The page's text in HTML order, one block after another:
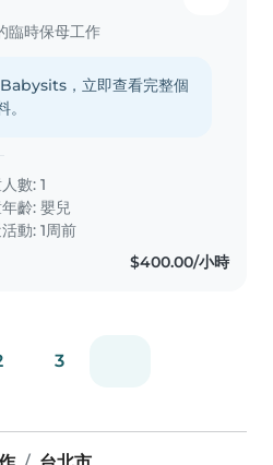
臨時保母工作
，立即查看完整個
。
數: 1
年齡:嬰兒
動: 1周前
$400.00/小時
3